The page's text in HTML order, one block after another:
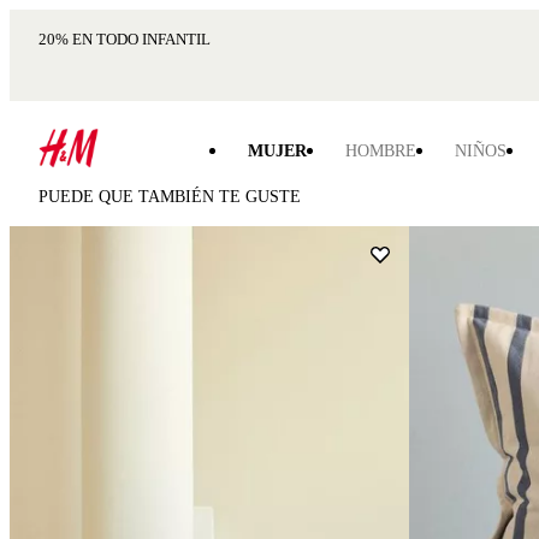
20% EN TODO INFANTIL
MUJER HOMBRE NIÑOS
PUEDE QUE TAMBIÉN TE GUSTE